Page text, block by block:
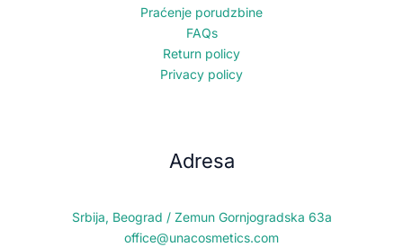
Praćenje porudzbine
FAQs
Return policy
Privacy policy
Adresa
Srbija, Beograd / Zemun Gornjogradska 63a
office@unacosmetics.com